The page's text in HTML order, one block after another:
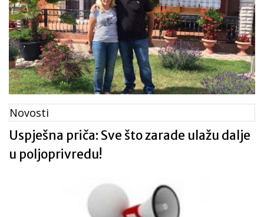
Novosti
Uspješna priča: Sve što zarade ulažu dalje
u poljoprivredu!